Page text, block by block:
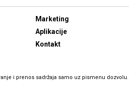
Marketing
Aplikacije
Kontakt
i prenos sadržaja samo uz pismenu dozvolu.